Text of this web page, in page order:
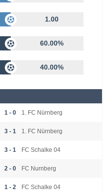
1.00
60.00%
40.00%
1 - 0 1. FC Nürnberg
3 - 1 1. FC Nürnberg
3 - 1 FC Schalke 04
2 - 0 FC Nurnberg
1 - 2 FC Schalke 04